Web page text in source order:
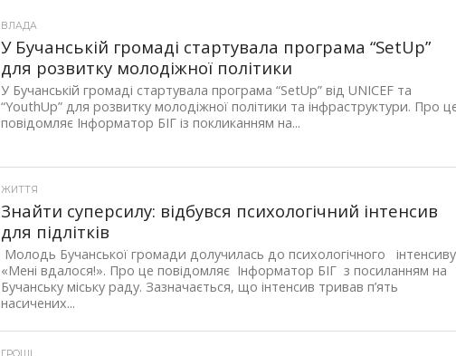
ВЛАДА
У Бучанській громаді стартувала програма “SetUp”
для розвитку молодіжної політики
У Бучанській громаді стартувала програма “SetUp” від UNICEF та
“YouthUp” для розвитку молодіжної політики та інфраструктури. Про
повідомляє Інформатор БІГ із покликанням на...
ЖИТТЯ
Знайти суперсилу: відбувся психологічний інтенсив
для підлітків
Молодь Бучанської громади долучилась до психологічного інтенсиву
«Мені вдалося!». Про це повідомляє Інформатор БІГ з посиланням на
Бучанську міську раду. Зазначається, що інтенсив тривав п’ять
насичених...